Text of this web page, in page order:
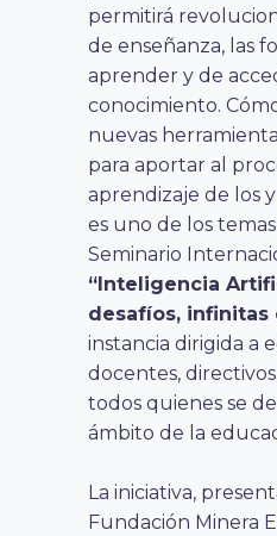
permitirá
de enseñanza, las
aprender y de
conocimiento.
nuevas
para aportar al
aprendizaje de los
es uno de los
Seminario
“Inteligencia
desafíos, infinitas
instancia dirigida a
docentes,
todos quienes se
ámbito de la
La iniciativa,
Fundación Minera